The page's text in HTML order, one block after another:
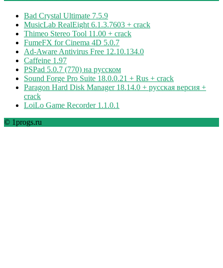
Bad Crystal Ultimate 7.5.9
MusicLab RealEight 6.1.3.7603 + crack
Thimeo Stereo Tool 11.00 + crack
FumeFX for Cinema 4D 5.0.7
Ad-Aware Antivirus Free 12.10.134.0
Caffeine 1.97
PSPad 5.0.7 (770) на русском
Sound Forge Pro Suite 18.0.0.21 + Rus + crack
Paragon Hard Disk Manager 18.14.0 + русская версия +
crack
LoiLo Game Recorder 1.1.0.1
© 1progs.ru